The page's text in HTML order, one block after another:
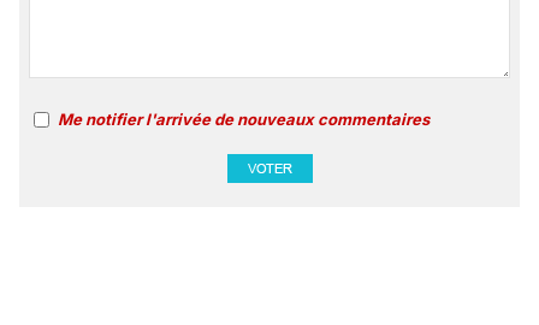
Me notifier l'arrivée de nouveaux commentaires